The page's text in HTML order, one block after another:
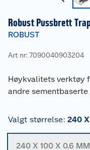
Robust Pussbrett
ROBUST
Art nr: 7090040903204
Høykvalitets verktøy
andre
Valgt størrelse: 240
240 X 100 X 0.6 MM